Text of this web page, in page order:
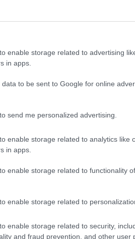
enable storage related to advertising
in apps.
to be sent to Google for online
send me personalized advertising.
enable storage related to analytics like
in apps.
enable storage related to functionality
enable storage related to
enable storage related to security,
and fraud prevention, and other user